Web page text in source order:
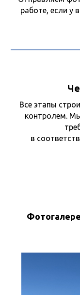
работе, если у
Все этапы
контролем.
в